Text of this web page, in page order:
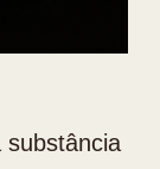
substância